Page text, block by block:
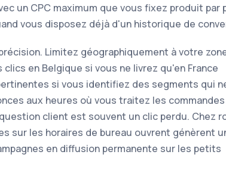
un CPC maximum que vous fixez produit par
vous disposez déjà d'un historique de
Limitez géographiquement à votre
en Belgique si vous ne livrez qu'en France
si vous identifiez des segments qui
aux heures où vous traitez les commandes
client est souvent un clic perdu. Chez
sur les horaires de bureau ouvrent génèrent
en diffusion permanente sur les petits